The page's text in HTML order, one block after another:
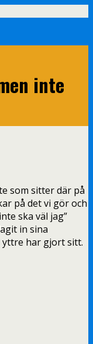
inte
som sitter där på
på det vi gör och
ska väl jag”
in sina
yttre har gjort sitt.